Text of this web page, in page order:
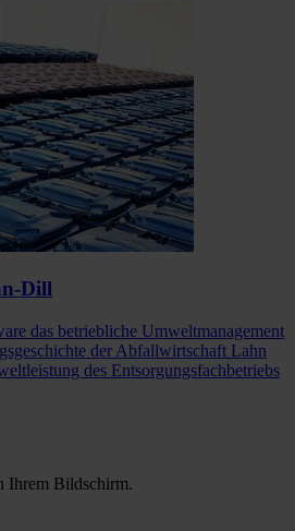
Dill
das betriebliche Umweltmanagement
der Abfallwirtschaft Lahn
des Entsorgungsfachbetriebs
Ihrem Bildschirm.